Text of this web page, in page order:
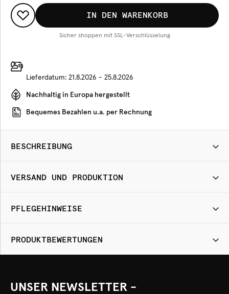
IN DEN WARENKORB
Sicher shoppen mit SSL-Verschlüsselung
Lieferdatum: 21.8.2026 - 25.8.2026
Nachhaltig in Europa hergestellt
Bequemes Bezahlen u.a. per Rechnung
BESCHREIBUNG
VERSAND UND PRODUKTION
PFLEGEHINWEISE
PRODUKTBEWERTUNGEN
UNSER NEWSLETTER -